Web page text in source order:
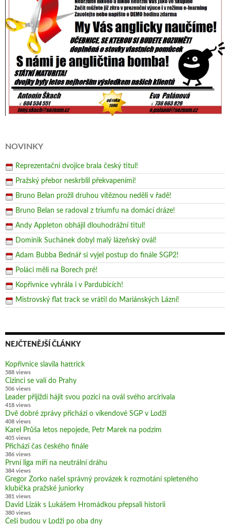
NOVINKY
Reprezentační dvojice brala český titul!
Pražský přebor neskrblil překvapeními!
Bruno Belan prožil druhou vítěznou neděli v řadě!
Bruno Belan se radoval z triumfu na domácí dráze!
Andy Appleton obhájil dlouhodrážní titul!
Dominik Suchánek dobyl malý lázeňský ovál!
Adam Bubba Bednář si vyjel postup do finále SGP2!
Poláci měli na Borech pré!
Kopřivnice vyhrála i v Pardubicích!
Mistrovský flat track se vrátil do Mariánských Lázní!
NEJČTENĚJŠÍ ČLÁNKY
Kopřivnice slavila hattrick
588 views
Cizinci se valí do Prahy
506 views
Leader přijíždí hájit svou pozici na ovál svého arcirivala
418 views
Dvě dobré zprávy přichází o víkendové SGP v Lodži
408 views
Karel Průša letos nepojede, Petr Marek na podzim
405 views
Přichází čas českého finále
386 views
První liga míří na neutrální dráhu
384 views
Gregor Zorko našel správný provázek k rozmotání spleteného
klubíčka pražské juniorky
381 views
David Lizák s Lukášem Hromádkou přepsali historii
380 views
Češi budou v Lodži po oba dny